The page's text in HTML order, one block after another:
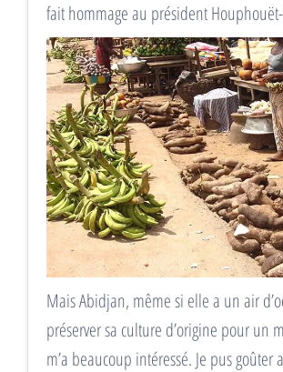
fait hommage au président
Mais Abidjan, même si elle a un air
préserver sa culture d’origine pour un
m’a beaucoup intéressé. Je pus goûter